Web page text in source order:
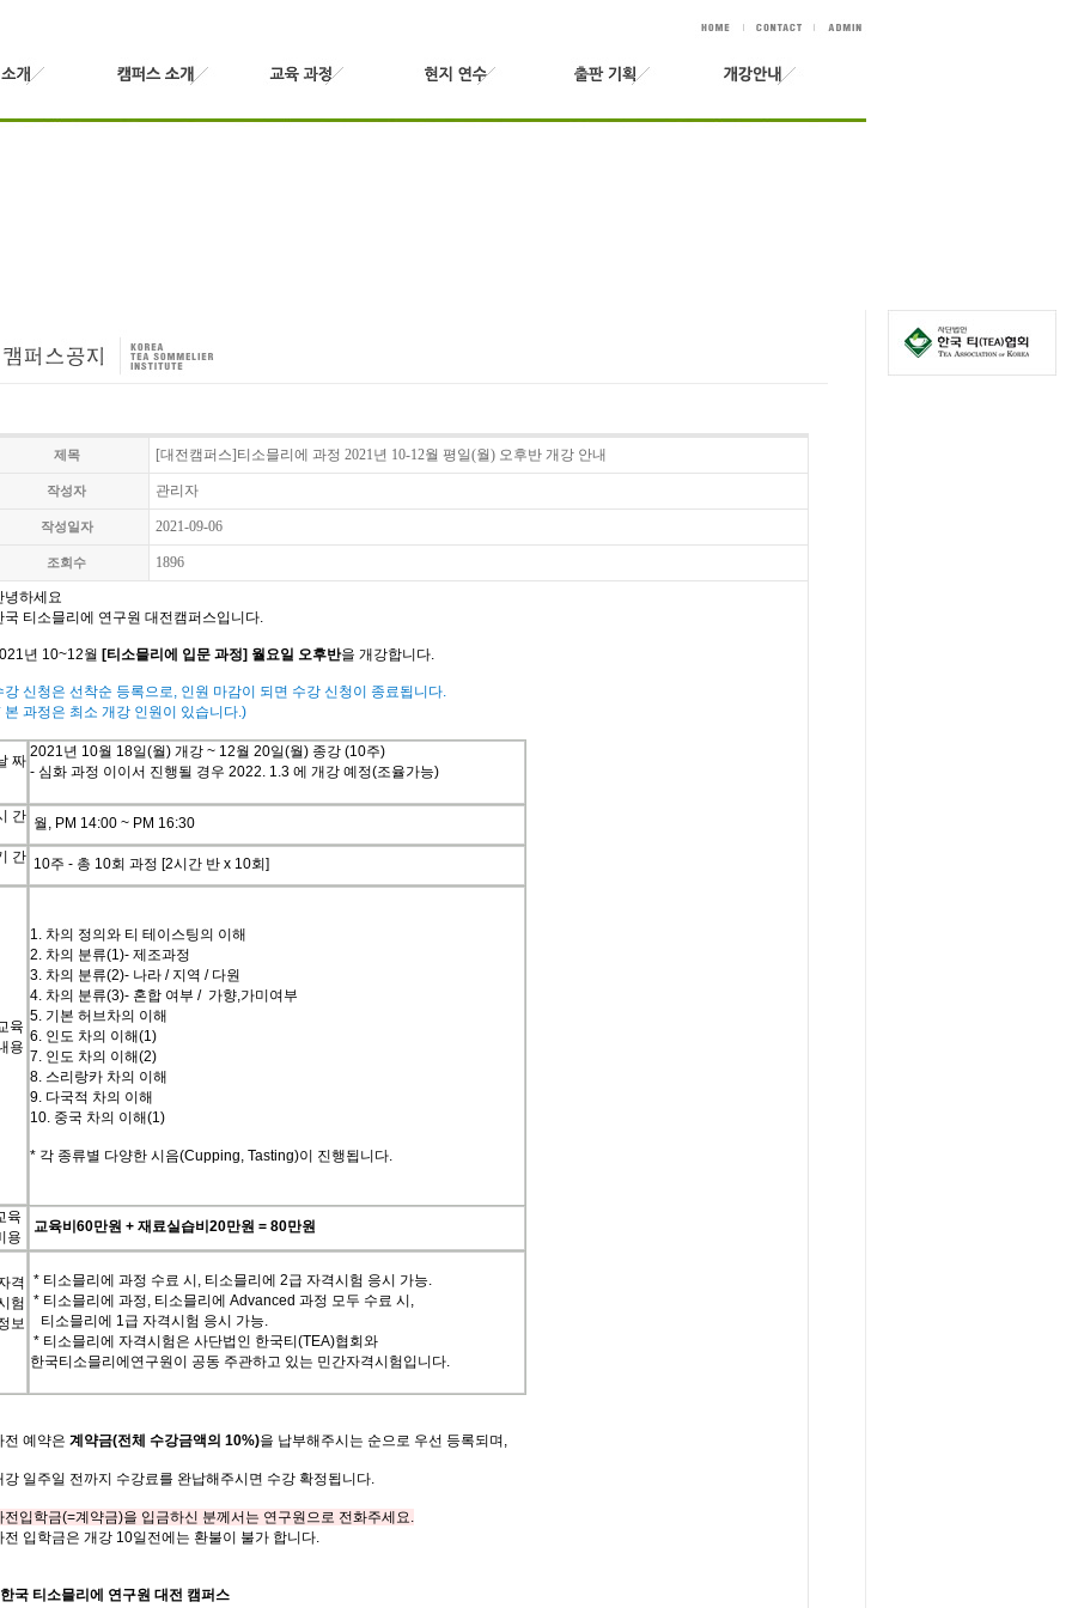
제목 [대전캠퍼스]티소믈리에 과정 2021년 10-12월 평일(월) 오후반 개강 안내
작성자 관리자
작성일자 2021-09-06
조회수 1896
녕하세요
국 티소믈리에 연구원 대전캠퍼스입니다.
년 10~12월 [티소믈리에 입문 과정] 월요일 오후반을 개강합니다.
강 신청은 선착순 등록으로, 인원 마감이 되면 수강 신청이 종료됩니다.
본 과정은 최소 개강 인원이 있습니다.)
짜
2021년 10월 18일(월)개강 ~ 12월 20일(월) 종강 (10주)
-심화 과정 이이서 진행될 경우 2022. 1.3에 개강 예정(조율가능)
간 월 , PM 14:00 ~ PM 16:30
간 10주 - 총 10회 과정 [2시간 반 x 10회]
육
용
1. 차의 정의와 티 테이스팅의 이해
2. 차의 분류(1)-제조과정
3. 차의 분류(2)- 나라/ 지역/ 다원
4. 차의 분류(3)- 혼합 여부/ 가향,가미여부
5. 기본 허브차의 이해
6. 인도 차의 이해(1)
7. 인도 차의 이해(2)
8. 스리랑카 차의 이해
9. 다국적 차의 이해
10. 중국 차의 이해(1)
* 각 종류별 다양한 시음(Cupping, Tasting)이 진행됩니다.
육
용
교육비60만원 +재료실습비20만원 = 80만원
격
험
보
* 티소믈리에 과정 수료 시 , 티소믈리에 2급 자격시험 응시 가능.
* 티소믈리에 과정, 티소믈리에 Advanced과정 모두 수료 시 ,
티소믈리에 1급 자격시험 응시 가능.
* 티소믈리에 자격시험은 사단법인 한국티(TEA)협회와
한국티소믈리에연구원이 공동 주관하고 있는 민간자격시험입니다.
전 예약은 계약금(전체 수강금액의 10%)을 납부해주시는 순으로 우선 등록되며 ,
강 일주일 전까지 수강료를 완납해주시면 수강 확정됩니다.
전입학금(=계약금)을 입금하신 분께서는 연구원으로 전화주세요.
전 입학금은 개강 10일전에는 환불이 불가 합니다.
한국 티소믈리에 연구원 대전 캠퍼스